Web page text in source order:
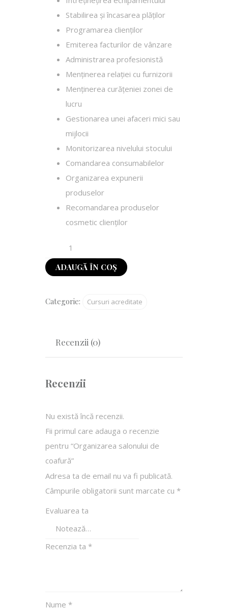
Stabilirea și încasarea plăţilor
Programarea clienţilor
Emiterea facturilor de vânzare
Administrarea profesionistă
Menţinerea relației cu furnizorii
Menţinerea curăţeniei zonei de
lucru
Gestionarea unei afaceri mici sau
mijlocii
Monitorizarea nivelului stocului
Comandarea consumabilelor
Organizarea expunerii
produselor
Recomandarea produselor
cosmetic clienților
ADAUGĂ ÎN COȘ
Categorie: Cursuri acreditate
Recenzii (0)
Recenzii
Nu există încă recenzii.
Fii primul care adauga o recenzie
pentru “Organizarea salonului de
coafură”
Adresa ta de email nu va fi publicată.
Câmpurile obligatorii sunt marcate cu *
Evaluarea ta
Recenzia ta *
Nume *